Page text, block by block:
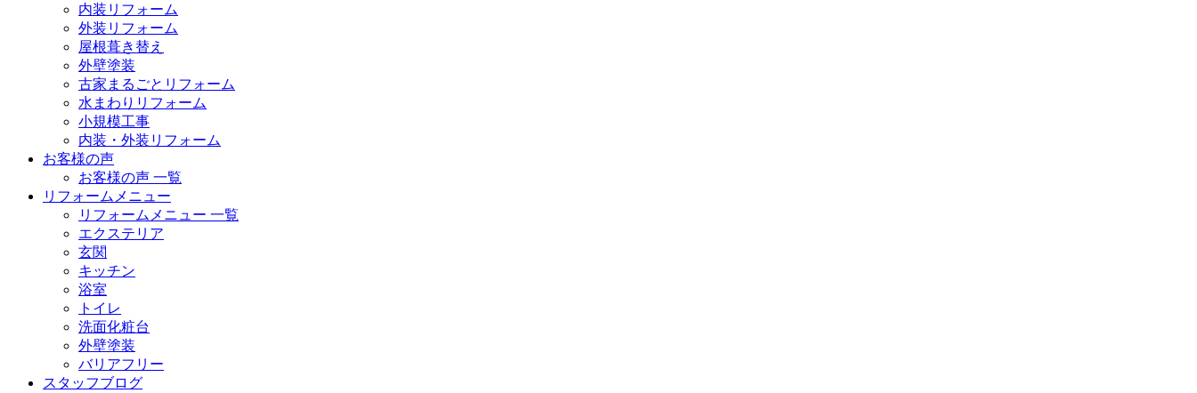
内装リフォーム
外装リフォーム
屋根葺き替え
外壁塗装
古家まるごとリフォーム
水まわりリフォーム
小規模工事
内装・外装リフォーム
お客様の声
お客様の声 一覧
リフォームメニュー
リフォームメニュー 一覧
エクステリア
玄関
キッチン
浴室
トイレ
洗面化粧台
外壁塗装
バリアフリー
スタッフブログ